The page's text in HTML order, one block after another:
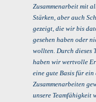
Zusammenarbeit mit
Stärken, aber auch
gezeigt, die wir bis
gesehen haben oder
wollten. Durch dieses
haben wir wertvolle
eine gute Basis für
Zusammenarbeiten
unsere Teamfähigkeit